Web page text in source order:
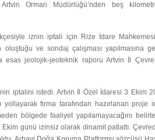
Orman Müdürlüğü’nden beş
iznin iptali için Rize İdare
ve sondaj çalışması yapılmasına
esas jeolojik-jeoteknik raporu Artvin İl
iptalini istedi. Artvin İl Özel İdaresi 3 Ekim
firma tarafından hazırlanan proje
bölgede faaliyet yapılamayacağını
günü izinsiz olarak dinamit patlattı.